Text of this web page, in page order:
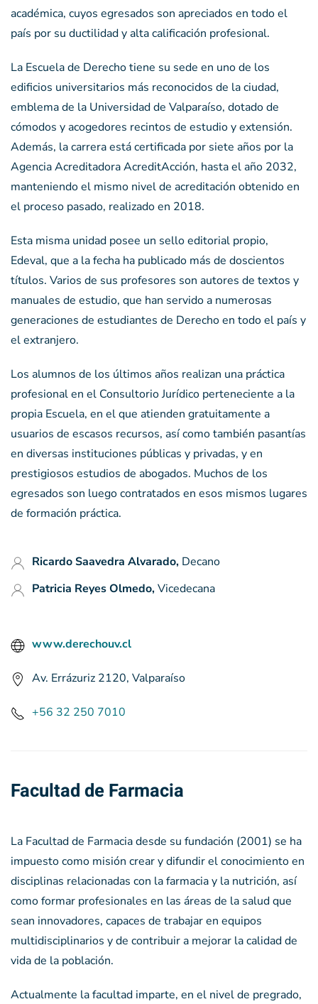
académica, cuyos egresados son apreciados en todo el
país por su ductilidad y alta calificación profesional.
La Escuela de Derecho tiene su sede en uno de los
edificios universitarios más reconocidos de la ciudad,
emblema de la Universidad de Valparaíso, dotado de
cómodos y acogedores recintos de estudio y extensión.
Además, la carrera está certificada por siete años por la
Agencia Acreditadora AcreditAcción, hasta el año 2032,
manteniendo el mismo nivel de acreditación obtenido en
el proceso pasado, realizado en 2018.
Esta misma unidad posee un sello editorial propio,
Edeval, que a la fecha ha publicado más de doscientos
títulos. Varios de sus profesores son autores de textos y
manuales de estudio, que han servido a numerosas
generaciones de estudiantes de Derecho en todo el país y
el extranjero.
Los alumnos de los últimos años realizan una práctica
profesional en el Consultorio Jurídico perteneciente a la
propia Escuela, en el que atienden gratuitamente a
usuarios de escasos recursos, así como también pasantías
en diversas instituciones públicas y privadas, y en
prestigiosos estudios de abogados. Muchos de los
egresados son luego contratados en esos mismos lugares
de formación práctica.
Ricardo Saavedra Alvarado, Decano
Patricia Reyes Olmedo,Vicedecana
www.derechouv.cl
Av. Errázuriz 2120, Valparaíso
+56 32 250 7010
Facultad de Farmacia
La Facultad de Farmacia desde su fundación (2001) se ha
impuesto como misión crear y difundir el conocimiento en
disciplinas relacionadas con la farmacia y la nutrición, así
como formar profesionales en las áreas de la salud que
sean innovadores, capaces de trabajar en equipos
multidisciplinarios y de contribuir a mejorar la calidad de
vida de la población.
Actualmente la facultad imparte, en el nivel de pregrado,